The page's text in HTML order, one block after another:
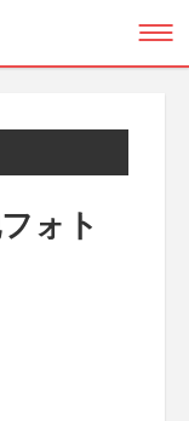
ォト